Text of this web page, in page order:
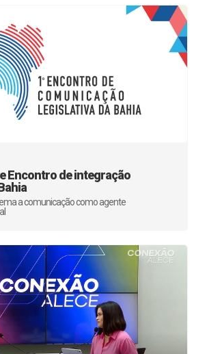
Encontro de integração
a comunicação como agente